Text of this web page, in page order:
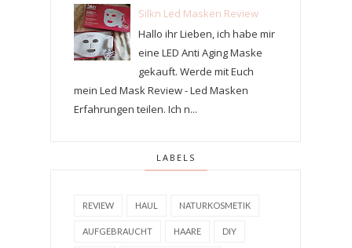
Silkn Led Masken Review
Hallo ihr Lieben, ich habe mir
eine LED Anti Aging Maske
gekauft. Werde mit Euch
mein Led Mask Review - Led Masken
Erfahrungen teilen. Ich n...
LABELS
REVIEW HAUL NATURKOSMETIK
AUFGEBRAUCHT HAARE DIY